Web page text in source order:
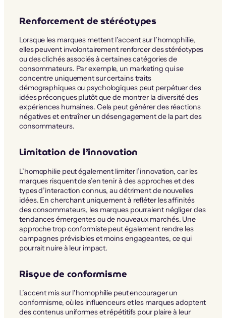
Renforcement de stéréotypes
Lorsque les marques mettent l’accent sur l’homophilie,
elles peuvent involontairement renforcer des stéréotypes
ou des clichés associés à certaines catégories de
consommateurs. Par exemple, un marketing qui se
concentre uniquement sur certains traits
démographiques ou psychologiques peut perpétuer des
idées préconçues plutôt que de montrer la diversité des
expériences humaines. Cela peut générer des réactions
négatives et entraîner un désengagement de la part des
consommateurs.
Limitation de l’innovation
L’homophilie peut également limiter l’innovation, car les
marques risquent de s’en tenir à des approches et des
types d’interaction connus, au détriment de nouvelles
idées. En cherchant uniquement à refléter les affinités
des consommateurs, les marques pourraient négliger des
tendances émergentes ou de nouveaux marchés. Une
approche trop conformiste peut également rendre les
campagnes prévisibles et moins engageantes, ce qui
pourrait nuire à leur impact.
Risque de conformisme
L’accent mis sur l’homophilie peut encourager un
conformisme, où les influenceurs et les marques adoptent
des contenus uniformes et répétitifs pour plaire à leur